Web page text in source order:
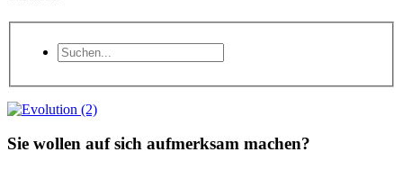
Sie wollen auf sich aufmerksam machen?